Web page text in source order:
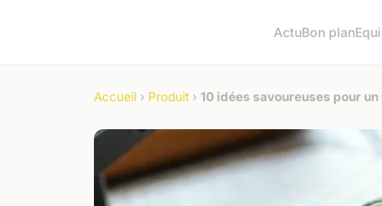
ActuBon plan
Accueil › Produit › 10 idées savoureuses pour